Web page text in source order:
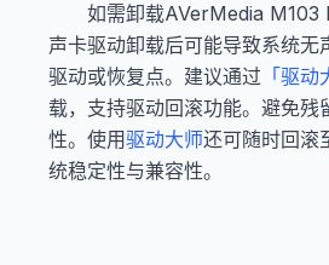
如需卸载AVerMedia M103
声卡驱动卸载后可能导致系统无
驱动或恢复点。建议通过 「驱动
载，支持驱动回滚功能。避免残
性。使用驱动大师还可随时回滚
统稳定性与兼容性。